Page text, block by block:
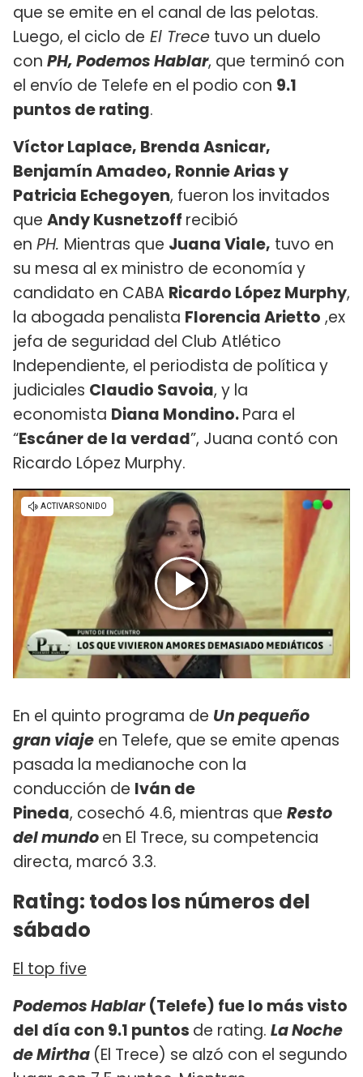
que se emite en el canal de las pelotas.
Luego, el ciclo de El Trece tuvo un duelo
con PH, Podemos Hablar, que terminó con
el envío de Telefe en el podio con 9.1
puntos de rating.
Víctor Laplace, Brenda Asnicar,
Benjamín Amadeo, Ronnie Arias y
Patricia Echegoyen, fueron los invitados
que Andy Kusnetzoff recibió
en PH. Mientras que Juana Viale, tuvo en
su mesa al ex ministro de economía y
candidato en CABA Ricardo López Murphy,
la abogada penalista Florencia Arietto ,ex
jefa de seguridad del Club Atlético
Independiente, el periodista de política y
judiciales Claudio Savoia, y la
economista Diana Mondino.Para el
“Escáner de la verdad”, Juana contó con
Ricardo López Murphy.
En el quinto programa de Un pequeño
gran viaje en Telefe, que se emite apenas
pasada la medianoche con la
conducción de Iván de
Pineda, cosechó 4.6, mientras que Resto
del mundoen El Trece, su competencia
directa, marcó 3.3.
Rating: todos los números del
sábado
El top five
Podemos Hablar(Telefe) fue lo más visto
del día con 9.1 puntos de rating. La Noche
de Mirtha (El Trece) se alzó con el segundo